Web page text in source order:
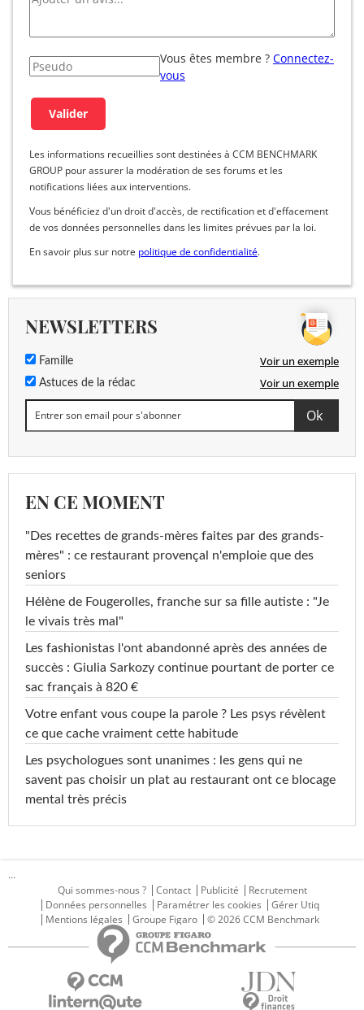
Vous êtes membre ? Connectez-
vous
Les informations recueillies sont destinées à CCM BENCHMARK
GROUP pour assurer la modération de ses forums et les
notifications liées aux interventions.
Vous bénéficiez d'un droit d'accès, de rectification et d'effacement
de vos données personnelles dans les limites prévues par la loi.
En savoir plus sur notre politique de confidentialité.
NEWSLETTERS
Famille Voir un exemple
Astuces de la rédac Voir un exemple
EN CE MOMENT
"Des recettes de grands-mères faites par des grands-
mères" : ce restaurant provençal n'emploie que des
seniors
Hélène de Fougerolles, franche sur sa fille autiste : "Je
le vivais très mal"
Les fashionistas l'ont abandonné après des années de
succès : Giulia Sarkozy continue pourtant de porter ce
sac français à 820 €
Votre enfant vous coupe la parole ? Les psys révèlent
ce que cache vraiment cette habitude
Les psychologues sont unanimes : les gens qui ne
savent pas choisir un plat au restaurant ont ce blocage
mental très précis
...
Qui sommes-nous ?
Contact Publicité
Recrutement
Données personnelles
Paramétrer les cookies
Gérer Utiq
Mentions légales
Groupe Figaro © 2026 CCM Benchmark